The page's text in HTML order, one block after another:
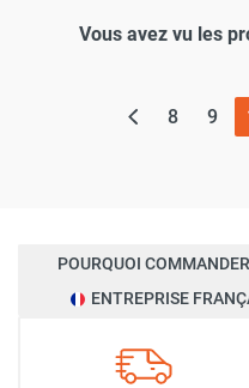
Vous avez vu les
8 9
POURQUOI
ENTREPRISE